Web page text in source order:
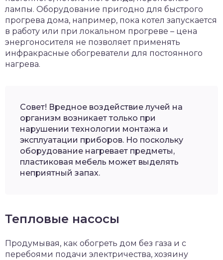
лампы. Оборудование пригодно для быстрого
прогрева дома, например, пока котел запускается
в работу или при локальном прогреве – цена
энергоносителя не позволяет применять
инфракрасные обогреватели для постоянного
нагрева.
Совет! Вредное воздействие лучей на
организм возникает только при
нарушении технологии монтажа и
эксплуатации приборов. Но поскольку
оборудование нагревает предметы,
пластиковая мебель может выделять
неприятный запах.
Тепловые насосы
Продумывая, как обогреть дом без газа и с
перебоями подачи электричества, хозяину